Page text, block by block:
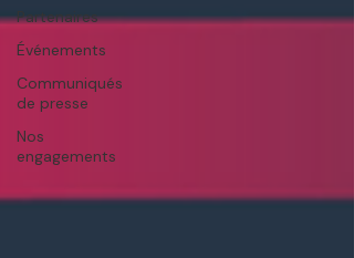
Partenaires
Événements
Communiqués
de presse
Nos
engagements